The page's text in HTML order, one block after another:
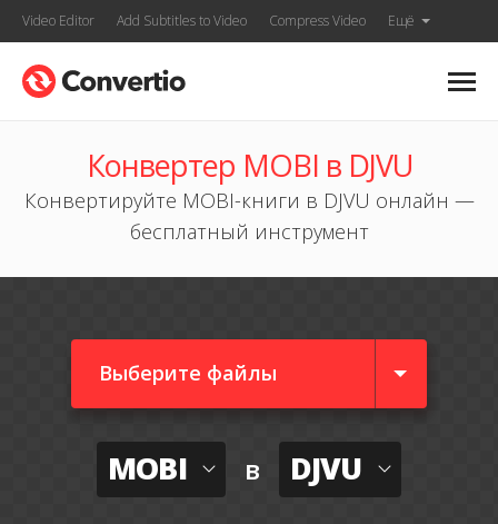
Video Editor Add Subtitles to Video Compress Video Ещё
Конвертер MOBI в DJVU
Конвертируйте MOBI-книги в DJVU онлайн —
бесплатный инструмент
Выберите файлы
MOBI в DJVU